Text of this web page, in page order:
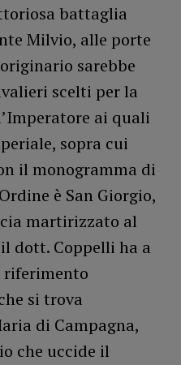
battaglia
Milvio, alle porte
sarebbe
scelti per la
ai quali
sopra cui
il monogramma di
è San Giorgio,
martirizzato al
dott. Coppelli ha a
riferimento
si trova
di Campagna,
che uccide il